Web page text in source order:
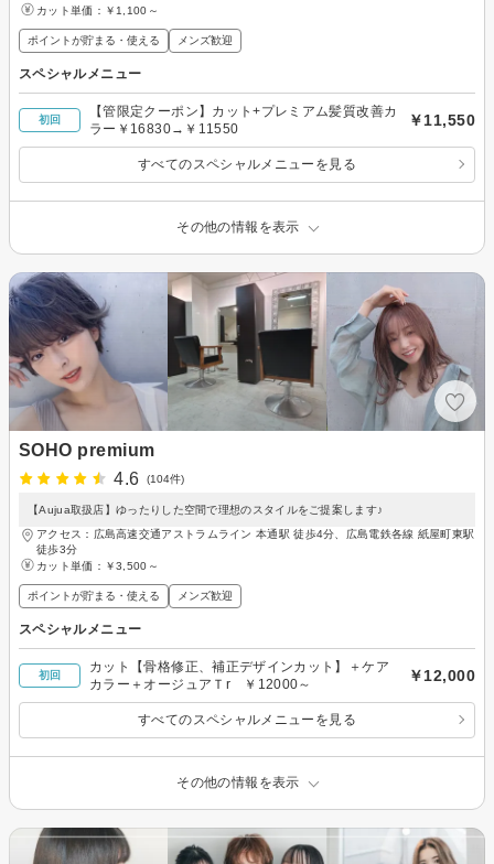
カット単価： ￥1,100～
ポイントが貯まる・使える メンズ歓迎
スペシャルメニュー
初回
【管限定クーポン】カット+プレミアム髪質改善カ
ラー￥16830→￥11550
￥11,550
すべてのスペシャルメニューを見る
その他の情報を表示
SOHO premium
4.6
(104件)
【Aujua取扱店】ゆったりした空間で理想のスタイルをご提案します♪
アクセス：広島高速交通アストラムライン 本通駅 徒歩4分、広島電鉄各線 紙屋町東駅
徒歩3分
カット単価： ￥3,500～
ポイントが貯まる・使える メンズ歓迎
スペシャルメニュー
初回
カット【骨格修正、補正デザインカット】＋ケア
カラー＋オージュアＴr ￥12000～
￥12,000
すべてのスペシャルメニューを見る
その他の情報を表示